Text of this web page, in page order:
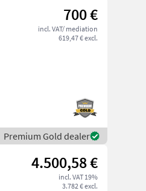
700 €
incl. VAT/ mediation
619,47 € excl.
Premium Gold dealer
4.500,58 €
incl. VAT 19%
3.782 € excl.